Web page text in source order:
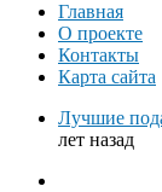
Главная
О проекте
Контакты
Карта сайта
Лучшие
лет назад